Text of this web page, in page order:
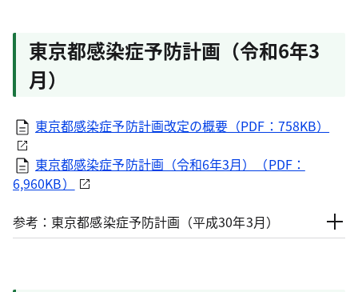
東京都感染症予防計画（令和6年3
月）
東京都感染症予防計画改定の概要（PDF：758KB）
東京都感染症予防計画（令和6年3月）（PDF：
6,960KB）
参考：東京都感染症予防計画（平成30年3月）